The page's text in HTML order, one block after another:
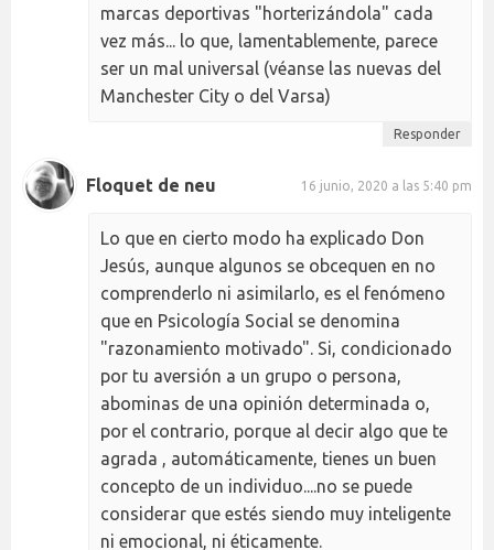
marcas deportivas "horterizándola" cada
vez más... lo que, lamentablemente, parece
ser un mal universal (véanse las nuevas del
Manchester City o del Varsa)
Responder
Floquet de neu 16 junio, 2020 a las 5:40 pm
Lo que en cierto modo ha explicado Don
Jesús, aunque algunos se obcequen en no
comprenderlo ni asimilarlo, es el fenómeno
que en Psicología Social se denomina
"razonamiento motivado". Si, condicionado
por tu aversión a un grupo o persona,
abominas de una opinión determinada o,
por el contrario, porque al decir algo que te
agrada , automáticamente, tienes un buen
concepto de un individuo....no se puede
considerar que estés siendo muy inteligente
ni emocional, ni éticamente.